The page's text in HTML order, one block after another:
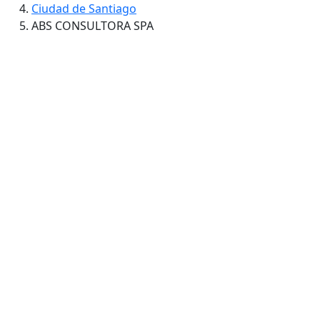
Ciudad de Santiago
ABS CONSULTORA SPA